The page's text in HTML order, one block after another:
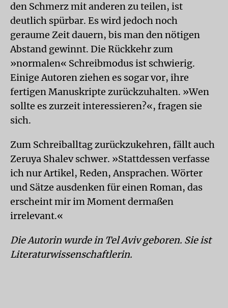
den Schmerz mit anderen zu teilen, ist
deutlich spürbar. Es wird jedoch noch
geraume Zeit dauern, bis man den nötigen
Abstand gewinnt. Die Rückkehr zum
»normalen« Schreibmodus ist schwierig.
Einige Autoren ziehen es sogar vor, ihre
fertigen Manuskripte zurückzuhalten. »Wen
sollte es zurzeit interessieren?«, fragen sie
sich.
Zum Schreiballtag zurückzukehren, fällt auch
Zeruya Shalev schwer. »Stattdessen verfasse
ich nur Artikel, Reden, Ansprachen. Wörter
und Sätze ausdenken für einen Roman, das
erscheint mir im Moment dermaßen
irrelevant.«
Die Autorin wurde in Tel Aviv geboren. Sie ist
Literaturwissen­schaftlerin.